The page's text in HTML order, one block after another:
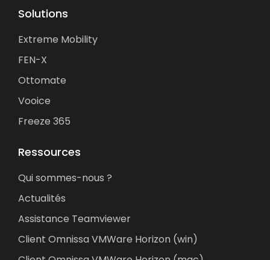
Solutions
Extreme Mobility
FEN-X
Ottomate
Vooice
Freeze 365
Ressources
Qui sommes-nous ?
Actualités
Assistance Teamviewer
Client Omnissa VMWare Horizon (win)